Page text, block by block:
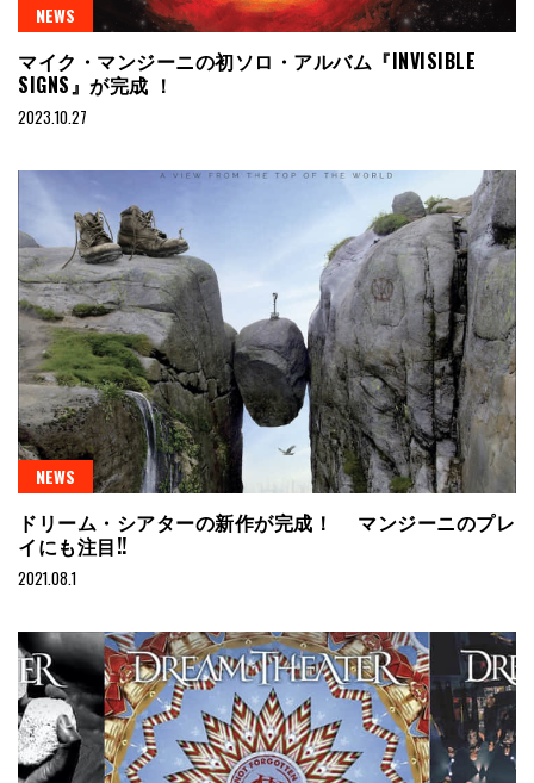
NEWS
マイク・マンジーニの初ソロ・アルバム『INVISIBLE
SIGNS』が完成 ！
2023.10.27
NEWS
ドリーム・シアターの新作が完成！ マンジーニのプレ
イにも注目!!
2021.08.1